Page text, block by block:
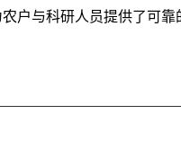
户与科研人员提供了可